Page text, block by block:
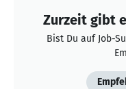
Zurzeit gibt
Bist Du auf Job-